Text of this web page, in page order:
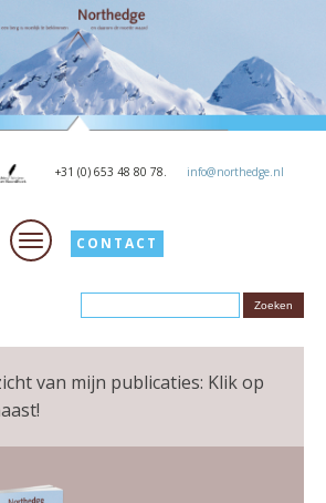
+31 (0) 653 48 80 78. info@northedge.nl
CONTACT
van mijn publicaties: Klik op